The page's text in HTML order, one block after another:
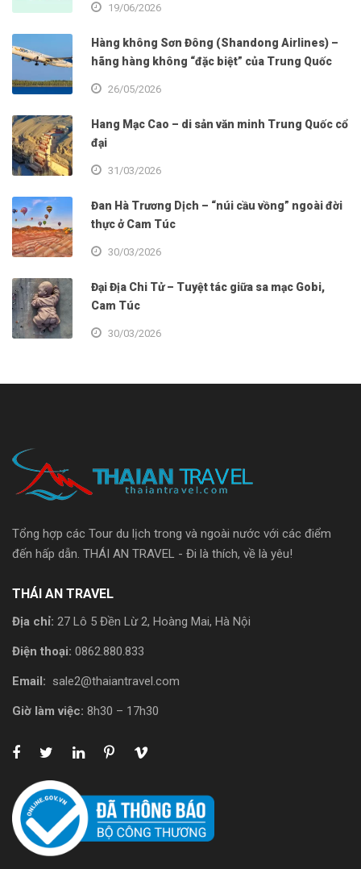
19/06/2026
Hàng không Sơn Đông (Shandong Airlines) –
hãng hàng không “đặc biệt” của Trung Quốc
26/05/2026
Hang Mạc Cao – di sản văn minh Trung Quốc cổ
đại
31/03/2026
Đan Hà Trương Dịch – “núi cầu vồng” ngoài đời
thực ở Cam Túc
30/03/2026
Đại Địa Chi Tử – Tuyệt tác giữa sa mạc Gobi,
Cam Túc
30/03/2026
Tổng hợp các Tour du lịch trong và ngoài nước với các điểm
đến hấp dẫn. THÁI AN TRAVEL - Đi là thích, về là yêu!
THÁI AN TRAVEL
Địa chỉ: 27 Lô 5 Đền Lừ 2, Hoàng Mai, Hà Nội
Điện thoại: 0862.880.833
Email: sale2@thaiantravel.com
Giờ làm việc: 8h30 – 17h30